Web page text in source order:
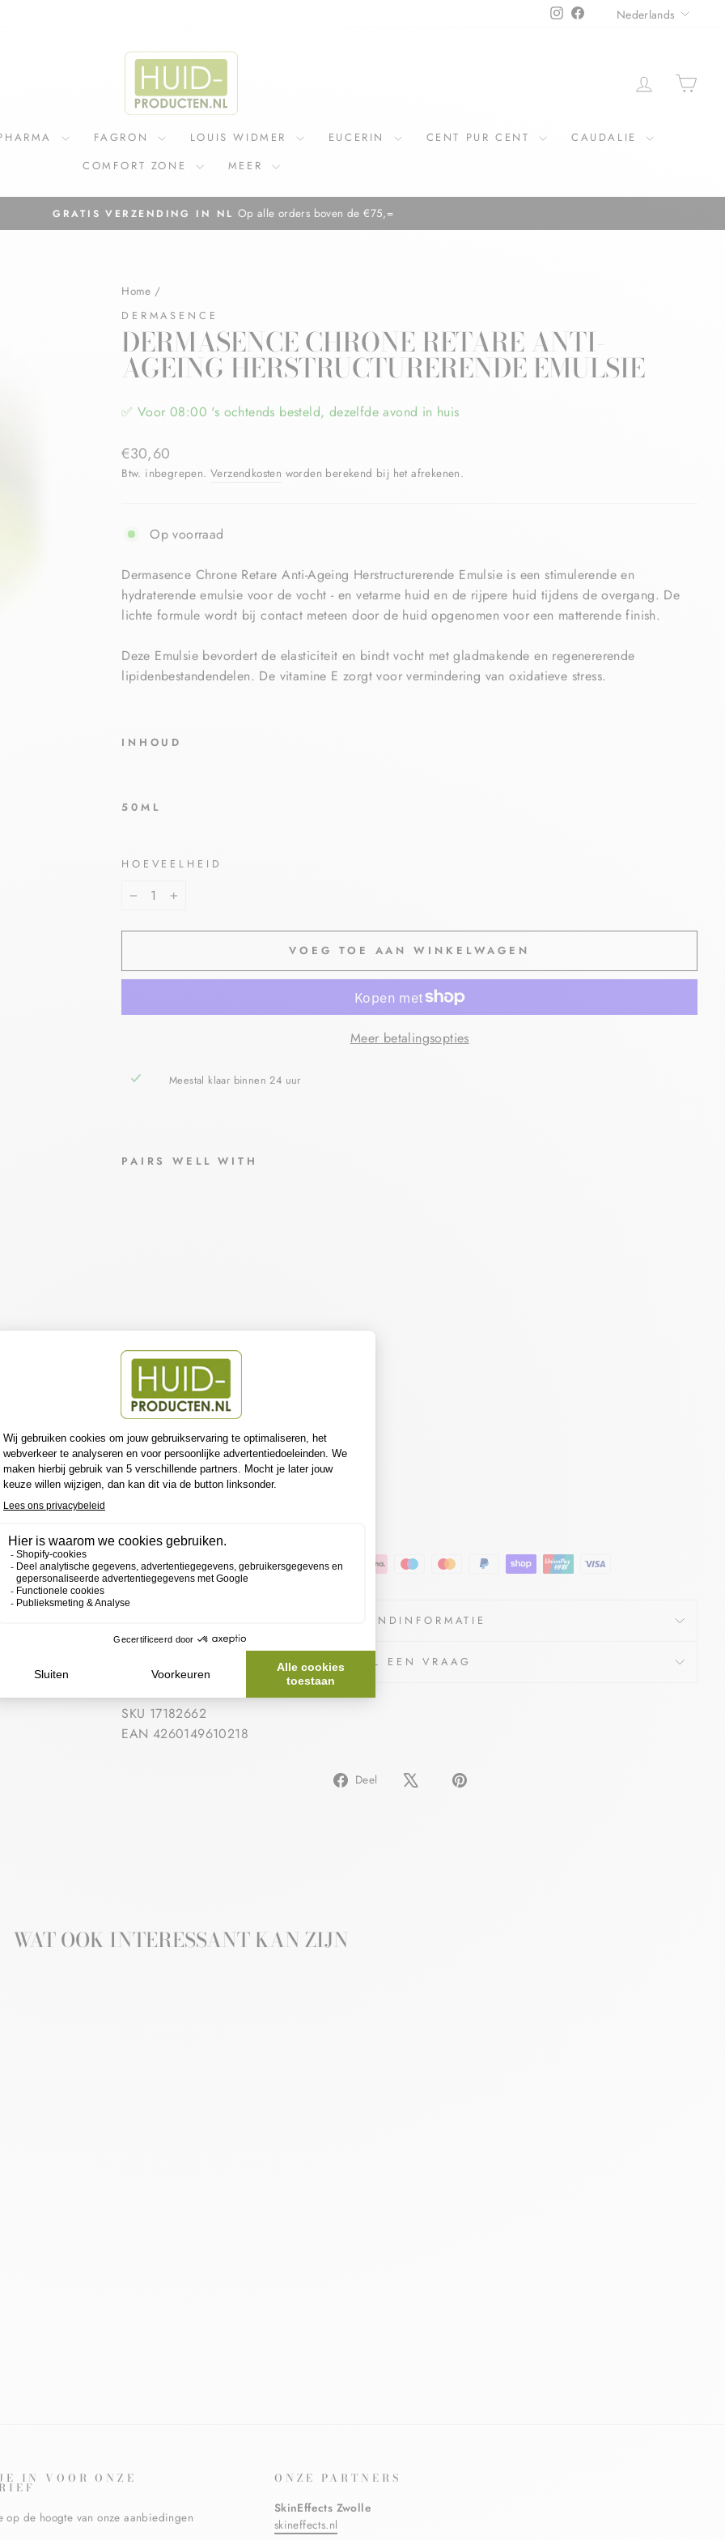
InstagramFacebookTAAL
Nederlands
FAGRON LOUIS WIDMER EUCERIN CENT PUR CENT
CAUDALIE
COMFORT ZONE
MEER
Diavoorstelling
GRATIS VERZENDING IN NL Op alle orders boven de €75,=
Home /
DERMASENCE
DERMASENCE CHRONE RETARE ANTI-
AGEING HERSTRUCTURERENDE EMULSIE
✅ Voor 08:00 's ochtends besteld, dezelfde avond in huis
€30,60
Btw. inbegrepen. Verzendkosten worden berekend bij het afrekenen.
Op voorraad
Dermasence Chrone Retare Anti-Ageing Herstructurerende Emulsie is een stimulerende en
hydraterende emulsie voor de vocht - en vetarme huid en de rijpere huid tijdens de overgang. De
lichte formule wordt bij contact meteen door de huid opgenomen voor een matterende finish.
Deze Emulsie bevordert de elasticiteit en bindt vocht met gladmakende en regenererende
lipidenbestandendelen. De vitamine E zorgt voor vermindering van oxidatieve stress.
INHOUD
50ML
HOEVEELHEID
+
VOEG TOE AAN WINKELWAGEN
Meer betalingsopties
Meestal klaar binnen 24 uur
PAIRS WELL WITH
NG
HERST
RUCT
URERE
NDE
EMUL
SIE
DERMASENCE
VERZENDINFORMATIE
STEL EEN VRAAG
SKU 17182662
EAN 4260149610218
Deel
Delen
WAT OOK INTERESSANT KAN ZIJN
IN VOOR ONZE
op de hoogte van onze aanbiedingen
ONZE PARTNERS
SkinEffects Zwolle
skineffects.nl